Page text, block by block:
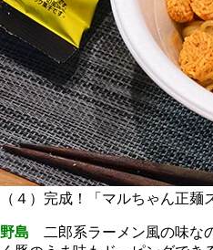
（４）完成！「マルちゃん正麺
野島 二郎系ラーメン風の味な